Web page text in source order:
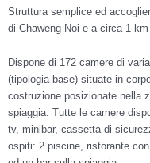
Struttura semplice ed
di Chaweng Noi e a circa 1
Dispone di 172 camere di
(tipologia base) situate in
costruzione posizionate nella
spiaggia. Tutte le camere
tv, minibar, cassetta di
ospiti: 2 piscine, ristorante